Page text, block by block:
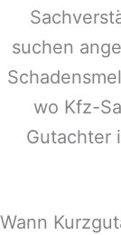
suchen
wo Kfz-
Gutachter
Wann